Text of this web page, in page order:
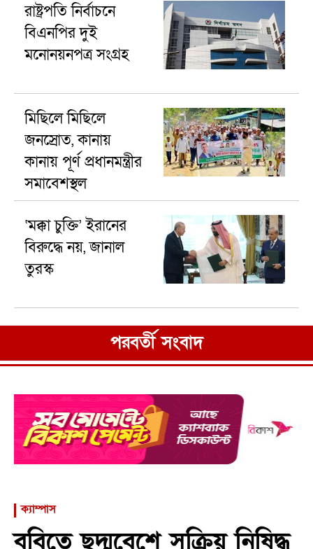
রাষ্ট্রপতি নির্বাচনে
বিএনপির দুই
মনোনয়নপত্র সংগ্রহ
মিছিলে মিছিলে
জনস্রোত, কানায়
কানায় পূর্ণ প্রধানমন্ত্রীর
সমাবেশস্থল
‘মক্কা চুক্তি’ ইরানের
বিরুদ্ধে নয়, জানাল
তুরস্ক
পরবর্তী সংবাদ
ক্যাম্পাস
ববিতে ছদ্মবেশে সক্রিয় নিষিদ্ধ